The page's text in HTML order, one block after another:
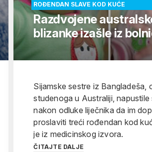
ROĐENDAN SLAVE KOD KUĆE
Razdvojene
blizanke izašle iz
Sijamske sestre iz Bangladeša,
studenoga u Australiji, napustile
nakon odluke liječnika da im
proslaviti treći rođendan kod
je iz medicinskog izvora.
ČITAJTE DALJE